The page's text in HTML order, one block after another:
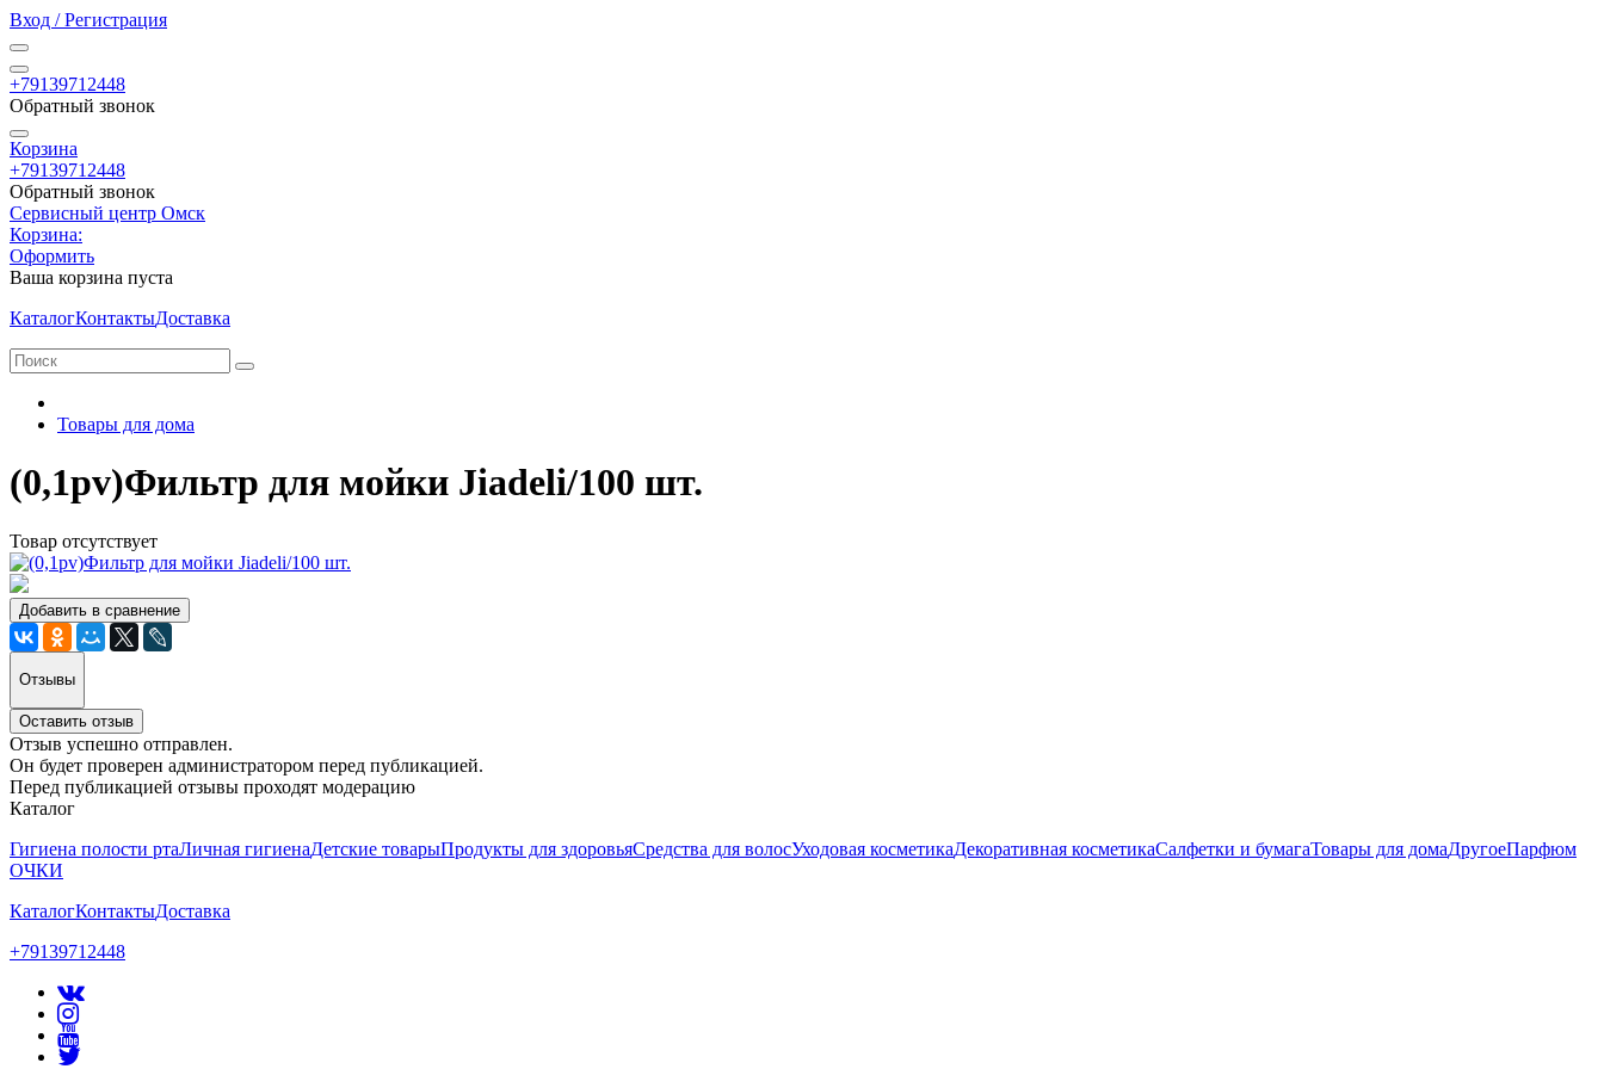
Вход / Регистрация
+79139712448
Обратный звонок
Корзина
+79139712448
Обратный звонок
Сервисный центр Омск
Корзина:
Оформить
Ваша корзина пуста
КаталогКонтактыДоставка
Товары для дома
(0,1pv)Фильтр для мойки Jiadeli/100 шт.
Товар отсутствует
Добавить в сравнение
Отзывы
Оставить отзыв
Отзыв успешно отправлен.
Он будет проверен администратором перед публикацией.
Перед публикацией отзывы проходят модерацию
Каталог
Гигиена полости ртаЛичная гигиенаДетские товарыПродукты для здоровьяСредства для волосУходовая косметикаДекоративная косметикаСалфетки и бумагаТовары для домаДругоеПарфюм
ОЧКИ
КаталогКонтактыДоставка
+79139712448